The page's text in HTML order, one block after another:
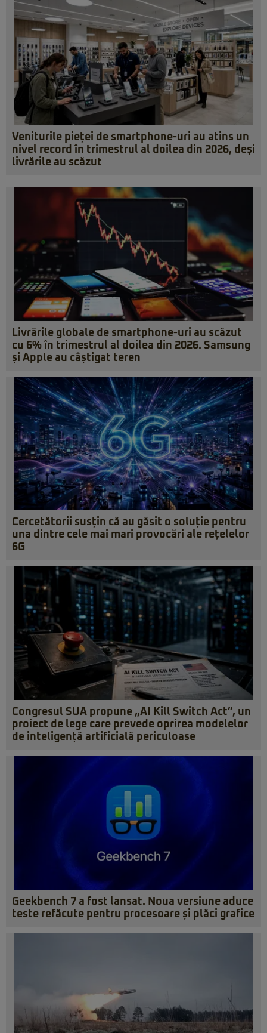
Veniturile pieței de smartphone-uri au atins un
nivel record în trimestrul al doilea din 2026, deși
livrările au scăzut
Livrările globale de smartphone-uri au scăzut
cu 6% în trimestrul al doilea din 2026. Samsung
și Apple au câștigat teren
Cercetătorii susțin că au găsit o soluție pentru
una dintre cele mai mari provocări ale rețelelor
6G
Congresul SUA propune „AI Kill Switch Act”, un
proiect de lege care prevede oprirea modelelor
de inteligență artificială periculoase
Geekbench 7 a fost lansat. Noua versiune aduce
teste refăcute pentru procesoare și plăci grafice